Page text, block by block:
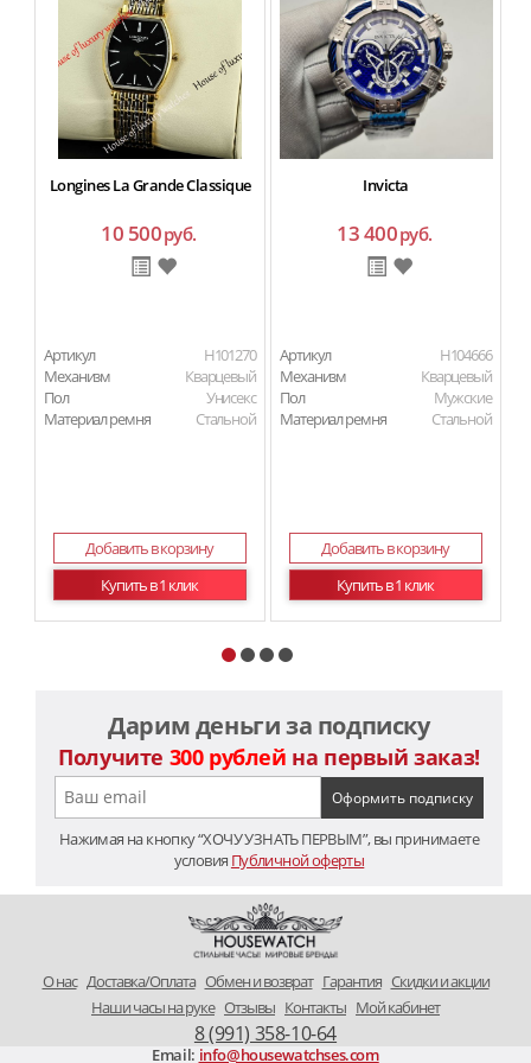
Longines La Grande Classique
10 500руб.
Артикул
H101270
Механизм
Кварцевый
Пол
Унисекс
Материал ремня
Стальной
Добавить в корзину
Купить в 1 клик
Invicta
13 400руб.
Артикул
H104666
Механизм
Кварцевый
Пол
Мужские
Материал ремня
Стальной
Добавить в корзину
Купить в 1 клик
Дарим деньги за подписку
Получите 300 рублей на первый заказ!
Нажимая на кнопку “ХОЧУ УЗНАТЬ ПЕРВЫМ”, вы принимаете
условия Публичной оферты
O нас Доставка/Оплата Обмен и возврат Гарантия Скидки и акции
Наши часы на руке Отзывы Контакты Мой кабинет
8 (991) 358-10-64
Email: info@housewatchses.com